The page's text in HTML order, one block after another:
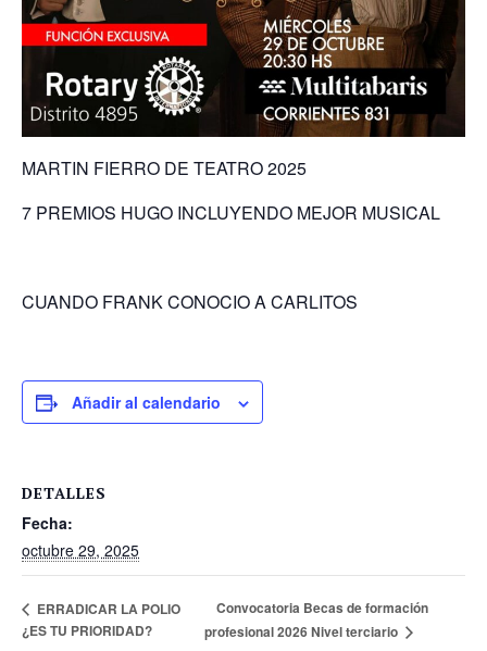
MARTIN FIERRO DE TEATRO 2025
7 PREMIOS HUGO INCLUYENDO MEJOR MUSICAL
CUANDO FRANK CONOCIO A CARLITOS
Añadir al calendario
DETALLES
Fecha:
octubre 29, 2025
ERRADICAR LA POLIO
¿ES TU PRIORIDAD?
Convocatoria Becas de formación
profesional 2026 Nivel terciario